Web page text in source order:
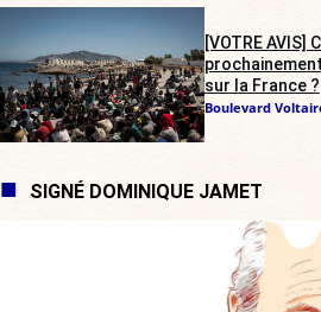
[VOTRE AVIS]
sur la France ?
Boulevard
SIGNÉ DOMINIQUE JAMET